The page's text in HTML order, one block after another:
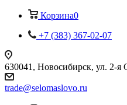
Корзина0
+7 (383) 367-02-07
630041, Новосибирск, ул. 2-я
trade@selomaslovo.ru